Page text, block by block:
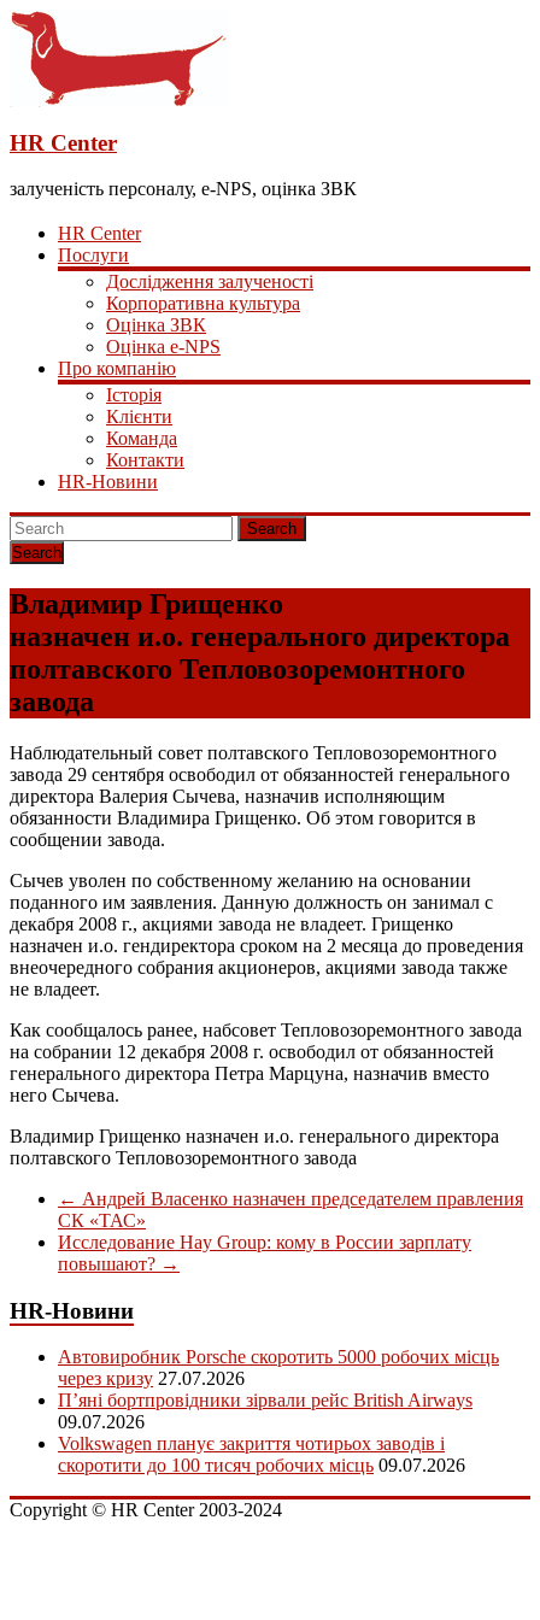
HR Center
залученість персоналу, e-NPS, оцінка ЗВК
HR Center
Послуги
Дослідження залученості
Корпоративна культура
Оцінка ЗВК
Оцінка e-NPS
Про компанію
Історія
Клієнти
Команда
Контакти
HR-Новини
Search
Владимир Грищенко
назначен и.о. генерального директора
полтавского Тепловозоремонтного
завода
Наблюдательный совет полтавского Тепловозоремонтного
завода 29 сентября освободил от обязанностей генерального
директора Валерия Сычева, назначив исполняющим
обязанности Владимира Грищенко. Об этом говорится в
сообщении завода.
Сычев уволен по собственному желанию на основании
поданного им заявления. Данную должность он занимал с
декабря 2008 г., акциями завода не владеет. Грищенко
назначен и.о. гендиректора сроком на 2 месяца до проведения
внеочередного собрания акционеров, акциями завода также
не владеет.
Как сообщалось ранее, набсовет Тепловозоремонтного завода
на собрании 12 декабря 2008 г. освободил от обязанностей
генерального директора Петра Марцуна, назначив вместо
него Сычева.
Владимир Грищенко назначен и.о. генерального директора
полтавского Тепловозоремонтного завода
← Андрей Власенко назначен председателем правления
СК «ТАС»
Исследование Hay Group: кому в России зарплату
повышают? →
HR-Новини
Автовиробник Porsche скоротить 5000 робочих місць
через кризу 27.07.2026
П’яні бортпровідники зірвали рейс British Airways
09.07.2026
Volkswagen планує закриття чотирьох заводів і
скоротити до 100 тисяч робочих місць 09.07.2026
Copyright © HR Center 2003-2024